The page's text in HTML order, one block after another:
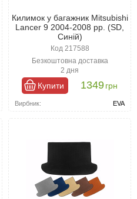
Килимок у багажник Mitsubishi
Lancer 9 2004-2008 рр. (SD,
Синій)
Код 217588
Безкоштовна доставка
2 дня
Купити 1349грн
Вирбник: EVA